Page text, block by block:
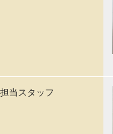
担当スタッフ